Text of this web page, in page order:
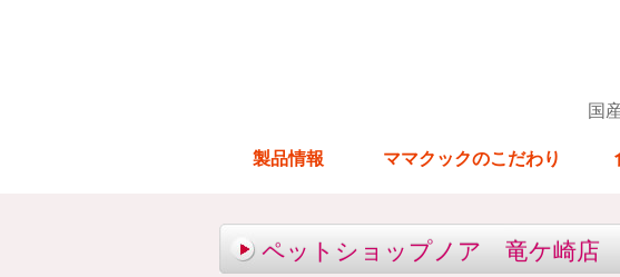
国
製品情報 ママクックのこだわり
ペットショップノア 竜ケ崎店